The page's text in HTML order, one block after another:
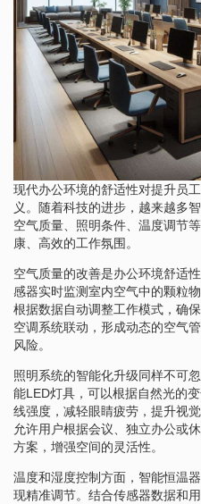
现代办公环境的舒适性对提升员
义。随着科技的进步，越来越多
空气质量、照明条件、温度调节
康、高效的工作氛围。
空气质量的改善是办公环境舒适
感器实时监测室内空气中的颗粒
根据数据自动调整工作模式，确
空调系统联动，形成动态的空气
风险。
照明系统的智能化升级同样不可
能LED灯具，可以根据自然光的
线强度，减轻眼睛疲劳，提升视
允许用户根据会议、独立办公或
方案，增强空间的灵活性。
温度和湿度控制方面，智能恒温
现精准调节。结合传感器数据和